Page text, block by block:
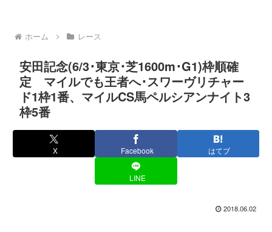
ホーム レース
安田記念(6/3･東京･芝1600m･G1)枠順確
定 マイルでも王者へ･スワーヴリチャー
ド1枠1番、マイルCS馬ペルシアンナイト3
枠5番
X Facebook はてブ
LINE
2018.06.02